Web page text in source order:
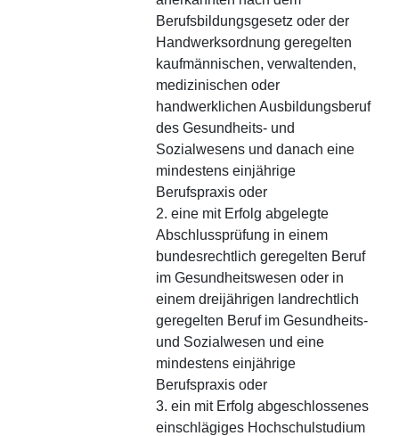
Berufsbildungsgesetz oder der
Handwerksordnung geregelten
kaufmännischen, verwaltenden,
medizinischen oder
handwerklichen Ausbildungsberuf
des Gesundheits- und
Sozialwesens und danach eine
mindestens einjährige
Berufspraxis oder
2. eine mit Erfolg abgelegte
Abschlussprüfung in einem
bundesrechtlich geregelten Beruf
im Gesundheitswesen oder in
einem dreijährigen landrechtlich
geregelten Beruf im Gesundheits-
und Sozialwesen und eine
mindestens einjährige
Berufspraxis oder
3. ein mit Erfolg abgeschlossenes
einschlägiges Hochschulstudium